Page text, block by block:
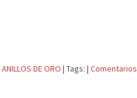
ANILLOS DE ORO | Tags: | Comentarios